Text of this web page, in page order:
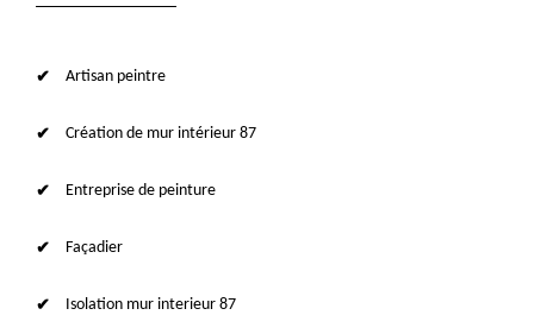
Artisan peintre
Création de mur intérieur 87
Entreprise de peinture
Façadier
Isolation mur interieur 87